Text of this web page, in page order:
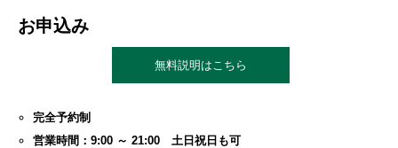
お申込み
無料説明はこちら
完全予約制
営業時間：9:00 ～ 21:00 土日祝日も可